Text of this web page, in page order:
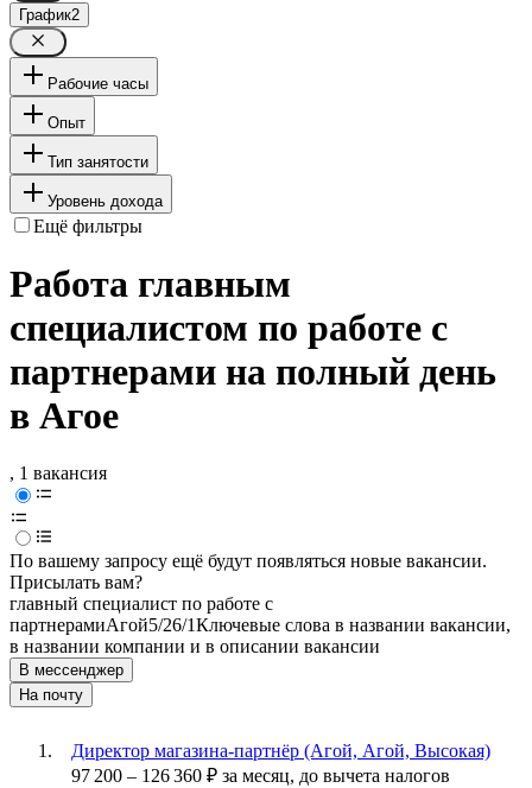
График2
Рабочие часы
Опыт
Тип занятости
Уровень дохода
Ещё фильтры
Работа главным
специалистом по работе с
партнерами на полный день
в Агое
, 1 вакансия
По вашему запросу ещё будут появляться новые вакансии.
Присылать вам?
главный специалист по работе с
партнерамиАгой5/26/1Ключевые слова в названии вакансии,
в названии компании и в описании вакансии
В мессенджер
На почту
Директор магазина-партнёр (Агой, Агой, Высокая)
97 200 – 126 360 ₽ за месяц, до вычета налогов